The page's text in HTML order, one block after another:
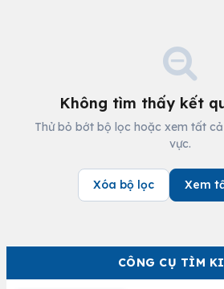
CÔNG CỤ TÌM
Không tìm thấy kết
Thử bỏ bớt bộ lọc hoặc xem tất
vực.
Xóa bộ lọc Xem